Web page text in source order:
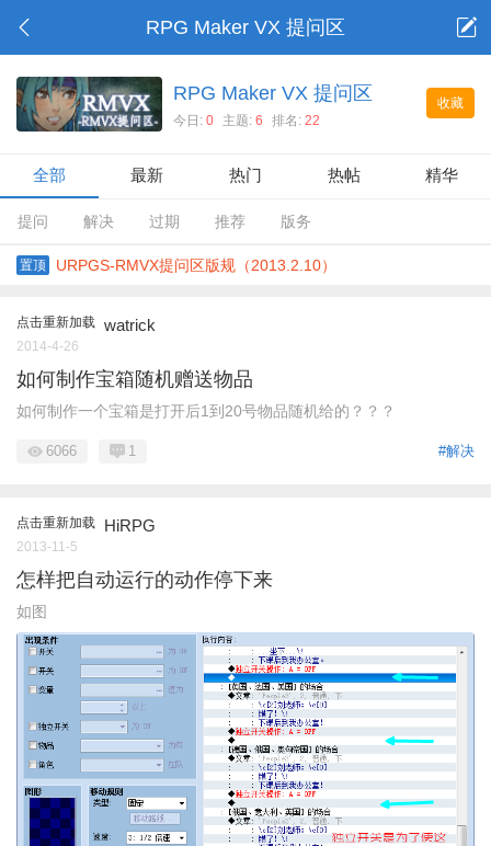
RPG Maker VX 提问区
收藏
RPG Maker VX 提问区
今日:0 主题:6 排名:22
全部 最新 热门 热帖 精华
提问 解决 过期 推荐 版务
置顶 URPGS-RMVX提问区版规（2013.2.10）
点击重新加载 watrick
2014-4-26
如何制作宝箱随机赠送物品
如何制作一个宝箱是打开后1到20号物品随机给的？？？
#解决
6066 1
点击重新加载 HiRPG
2013-11-5
怎样把自动运行的动作停下来
如图